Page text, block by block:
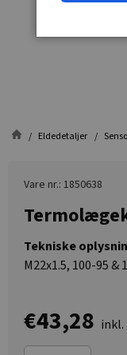
Eldedetaljer
Vare nr.: 1850638
Tekniske
M22x1.5, 100-95 &
€43,28 inkl.